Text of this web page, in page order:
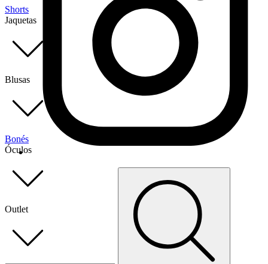
Shorts
Jaquetas
Blusas
Bonés
Óculos
Outlet